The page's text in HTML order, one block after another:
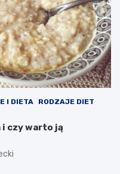
I DIETA
RODZAJE DIET
i czy warto ją